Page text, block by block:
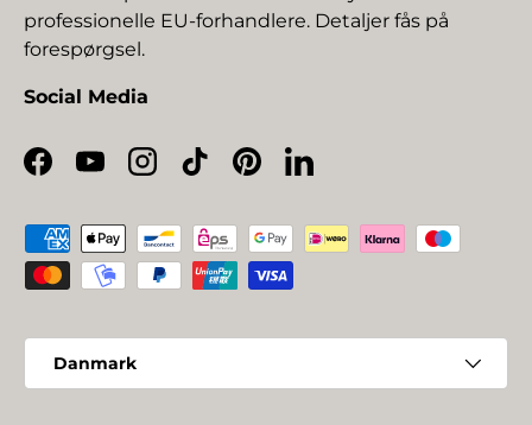
professionelle EU-forhandlere. Detaljer fås på
forespørgsel.
Social Media
Facebook
YouTubeInstagram
TikTokPinterestLinkedIn
Betalingsmetoder
Danmark